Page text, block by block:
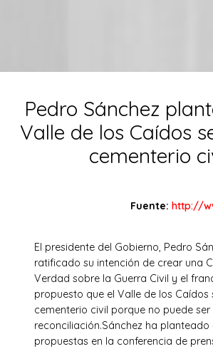
Pedro Sánchez
Valle de los Caídos
cementerio
Fuente: http://
El presidente del Gobierno, Pedro
ratificado su intención de crear una
Verdad sobre la Guerra Civil y el
propuesto que el Valle de los Caídos
cementerio civil porque no puede
reconciliación.Sánchez ha planteado
propuestas en la conferencia de